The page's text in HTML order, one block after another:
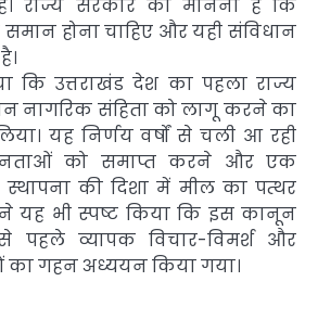
राज्य सरकार का मानना है कि
होना चाहिए और यही संविधान
कि उत्तराखंड देश का पहला राज्य
नागरिक संहिता को लागू करने का
यह निर्णय वर्षों से चली आ रही
को समाप्त करने और एक
की दिशा में मील का पत्थर
यह भी स्पष्ट किया कि इस कानून
व्यापक विचार-विमर्श और
गहन अध्ययन किया गया।